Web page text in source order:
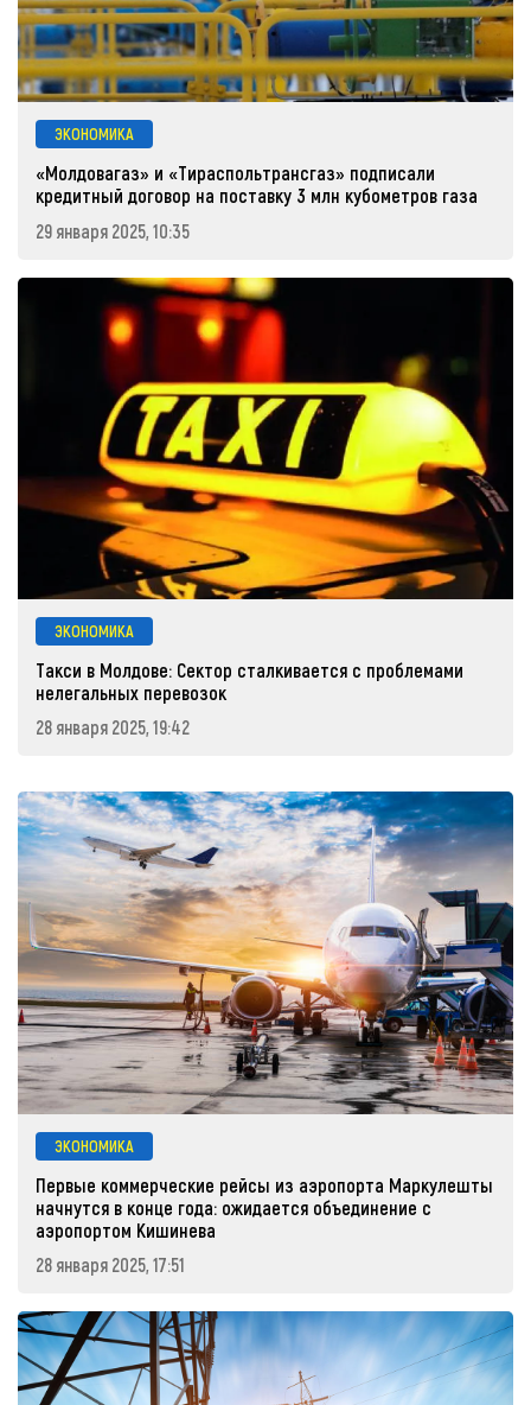
ЭКОНОМИКА
«Молдовагаз» и «Тираспольтрансгаз» подписали
кредитный договор на поставку 3 млн кубометров газа
29 января 2025, 10:35
ЭКОНОМИКА
Такси в Молдове: Сектор сталкивается с проблемами
нелегальных перевозок
28 января 2025, 19:42
ЭКОНОМИКА
Первые коммерческие рейсы из аэропорта Маркулешты
начнутся в конце года: ожидается объединение с
аэропортом Кишинева
28 января 2025, 17:51